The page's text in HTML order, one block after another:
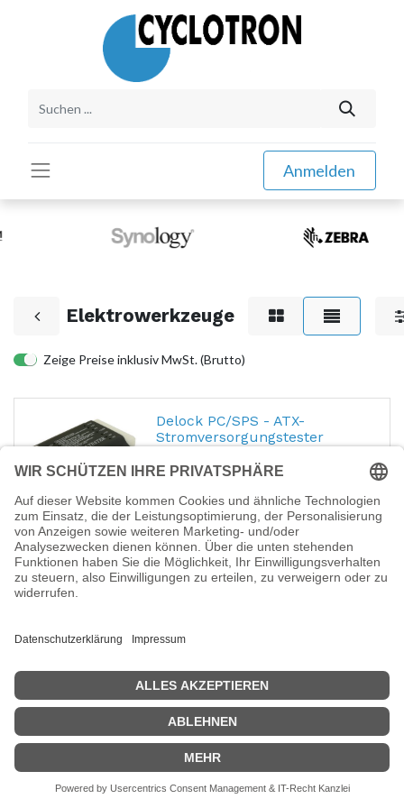
Anmelden
Elektrowerkzeuge
Zeige Preise inklusiv MwSt. (Brutto)
Delock PC/SPS - ATX-
Stromversorgungstester
Hersteller-Nr.:18133
EAN:4043619181339
Delock PC/SPS - ATX-
Stromversorgungstester
14,58
Reparatur
Hersteller-Nr.:CTK200
EAN:0065030002004
StarTech.com Computer Werkzeugset für
die Reparatur von PC / Computer Tool Kit -
11 teiliges Werkzeug Set im Etui -
Werkzeugsatz - für P/N: ARMTBLTDT,
ARMTBLTIW, ARMTBLTUGN, SECTBLTPOS,
STNDTBLT1A5T, STNDTBLT1FS